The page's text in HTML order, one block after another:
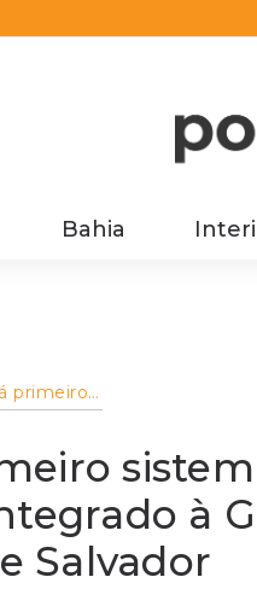
Bahia
primeiro
em
à
Salvador